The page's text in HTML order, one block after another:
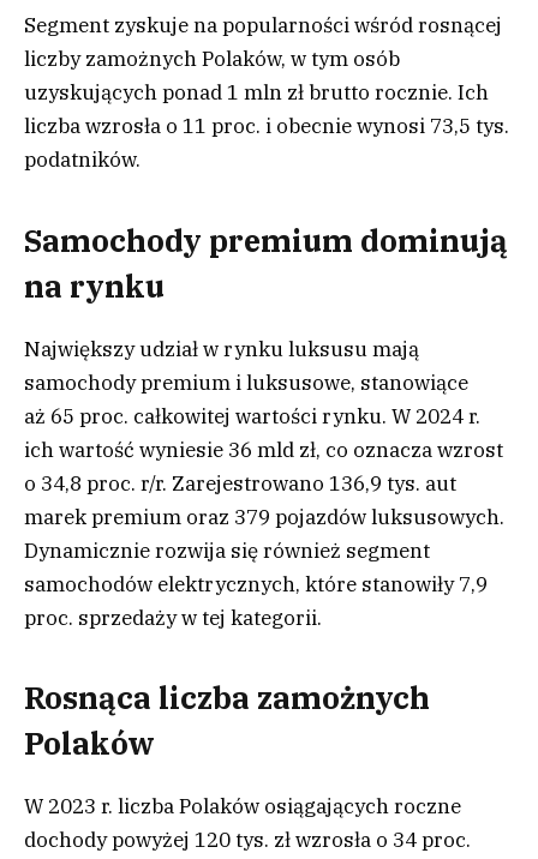
Segment zyskuje na popularności wśród rosnącej
liczby zamożnych Polaków, w tym osób
uzyskujących ponad 1 mln zł brutto rocznie. Ich
liczba wzrosła o 11 proc. i obecnie wynosi 73,5 tys.
podatników.
Samochody premium dominują
na rynku
Największy udział w rynku luksusu mają
samochody premium i luksusowe, stanowiące
aż 65 proc. całkowitej wartości rynku. W 2024 r.
ich wartość wyniesie 36 mld zł, co oznacza wzrost
o 34,8 proc. r/r. Zarejestrowano 136,9 tys. aut
marek premium oraz 379 pojazdów luksusowych.
Dynamicznie rozwija się również segment
samochodów elektrycznych, które stanowiły 7,9
proc. sprzedaży w tej kategorii.
Rosnąca liczba zamożnych
Polaków
W 2023 r. liczba Polaków osiągających roczne
dochody powyżej 120 tys. zł wzrosła o 34 proc.